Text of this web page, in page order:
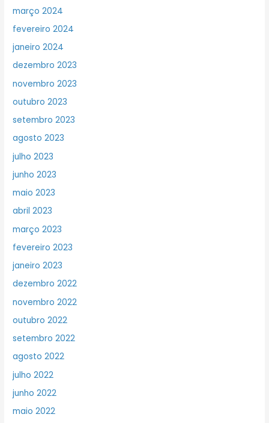
março 2024
fevereiro 2024
janeiro 2024
dezembro 2023
novembro 2023
outubro 2023
setembro 2023
agosto 2023
julho 2023
junho 2023
maio 2023
abril 2023
março 2023
fevereiro 2023
janeiro 2023
dezembro 2022
novembro 2022
outubro 2022
setembro 2022
agosto 2022
julho 2022
junho 2022
maio 2022